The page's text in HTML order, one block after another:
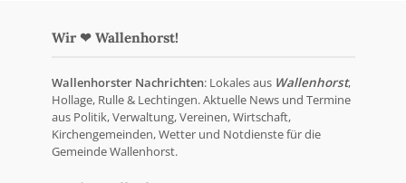
Wir ❤ Wallenhorst!
Wallenhorster Nachrichten: Lokales aus Wallenhorst,
Hollage, Rulle & Lechtingen. Aktuelle News und Termine
aus Politik, Verwaltung, Vereinen, Wirtschaft,
Kirchengemeinden, Wetter und Notdienste für die
Gemeinde Wallenhorst.